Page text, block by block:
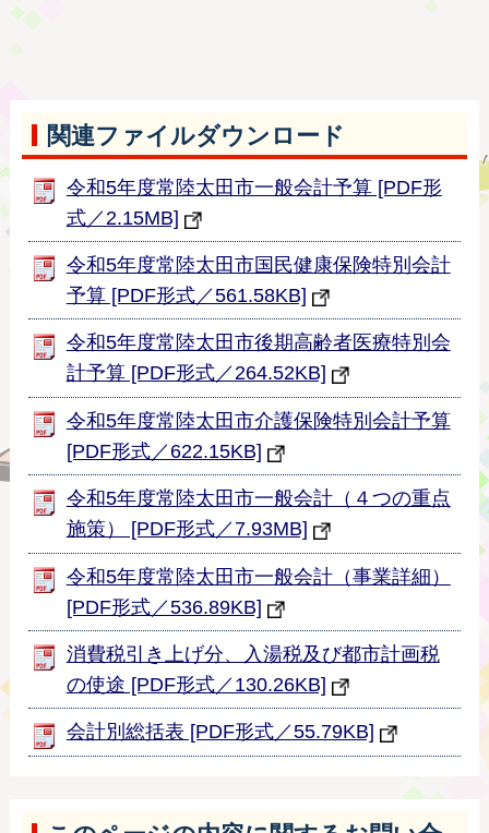
関連ファイルダウンロード
令和5年度常陸太田市一般会計予算 [PDF形
式／2.15MB]
令和5年度常陸太田市国民健康保険特別会計
予算 [PDF形式／561.58KB]
令和5年度常陸太田市後期高齢者医療特別会
計予算 [PDF形式／264.52KB]
令和5年度常陸太田市介護保険特別会計予算
[PDF形式／622.15KB]
令和5年度常陸太田市一般会計（４つの重点
施策） [PDF形式／7.93MB]
令和5年度常陸太田市一般会計（事業詳細）
[PDF形式／536.89KB]
消費税引き上げ分、入湯税及び都市計画税
の使途 [PDF形式／130.26KB]
会計別総括表 [PDF形式／55.79KB]